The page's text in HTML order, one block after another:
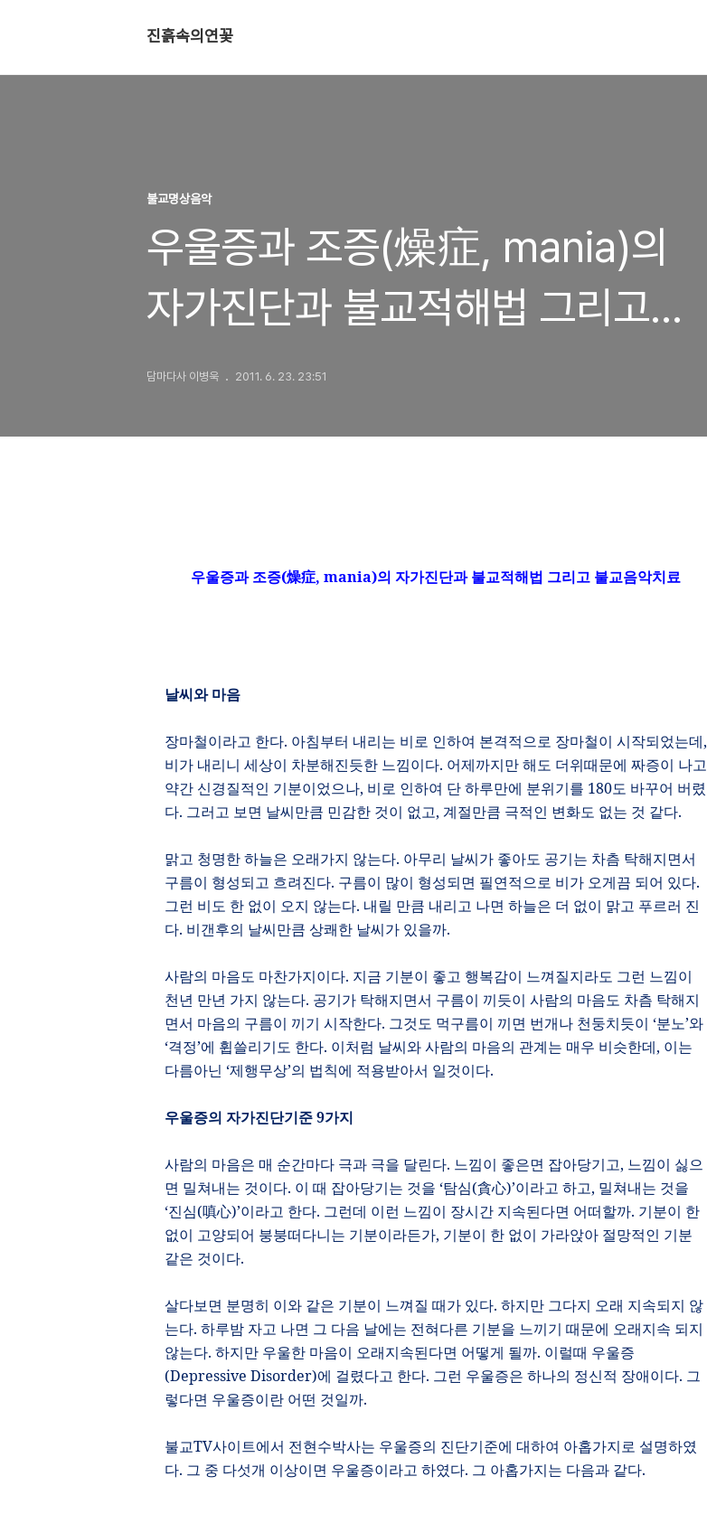
진흙속의연꽃
불교명상음악
우울증과 조증(燥症, mania)의
자가진단과 불교적해법 그리고
불교음악치료
담마다사 이병욱 2011. 6. 23. 23:51
우울증과 조증(燥症, mania)의 자가진단과 불교적해법 그리고 불교음악치료
날씨와 마음
장마철이라고 한다. 아침부터 내리는 비로 인하여 본격적으로 장마철이 시작되었는데,
비가 내리니 세상이 차분해진듯한 느낌이다. 어제까지만 해도 더위때문에 짜증이 나고
약간 신경질적인 기분이었으나, 비로 인하여 단 하루만에 분위기를 180도 바꾸어 버렸
다. 그러고 보면 날씨만큼 민감한 것이 없고, 계절만큼 극적인 변화도 없는 것 같다.
맑고 청명한 하늘은 오래가지 않는다. 아무리 날씨가 좋아도 공기는 차츰 탁해지면서
구름이 형성되고 흐려진다. 구름이 많이 형성되면 필연적으로 비가 오게끔 되어 있다.
그런 비도 한 없이 오지 않는다. 내릴 만큼 내리고 나면 하늘은 더 없이 맑고 푸르러 진
다. 비갠후의 날씨만큼 상쾌한 날씨가 있을까.
사람의 마음도 마찬가지이다. 지금 기분이 좋고 행복감이 느껴질지라도 그런 느낌이
천년 만년 가지 않는다. 공기가 탁해지면서 구름이 끼듯이 사람의 마음도 차츰 탁해지
면서 마음의 구름이 끼기 시작한다. 그것도 먹구름이 끼면 번개나 천둥치듯이 ‘분노’와
‘격정’에 휩쓸리기도 한다. 이처럼 날씨와 사람의 마음의 관계는 매우 비슷한데, 이는
다름아닌 ‘제행무상’의 법칙에 적용받아서 일것이다.
우울증의 자가진단기준9가지
사람의 마음은 매 순간마다 극과 극을 달린다. 느낌이 좋은면 잡아당기고, 느낌이 싫으
면 밀쳐내는 것이다. 이 때 잡아당기는 것을 ‘탐심(貪心)’이라고 하고, 밀쳐내는 것을
‘진심(嗔心)’이라고 한다. 그런데 이런 느낌이 장시간 지속된다면 어떠할까. 기분이 한
없이 고양되어 붕붕떠다니는 기분이라든가, 기분이 한 없이 가라앉아 절망적인 기분
같은 것이다.
살다보면 분명히 이와 같은 기분이 느껴질 때가 있다. 하지만 그다지 오래 지속되지 않
는다. 하루밤 자고 나면 그 다음 날에는 전혀다른 기분을 느끼기 때문에 오래지속 되지
않는다. 하지만 우울한 마음이 오래지속된다면 어떻게 될까. 이럴때 우울증
(Depressive Disorder)에 걸렸다고 한다. 그런 우울증은 하나의 정신적 장애이다. 그
렇다면 우울증이란 어떤 것일까.
불교TV사이트에서 전현수박사는 우울증의 진단기준에 대하여 아홉가지로 설명하였
다. 그 중 다섯개 이상이면 우울증이라고 하였다. 그 아홉가지는 다음과 같다.